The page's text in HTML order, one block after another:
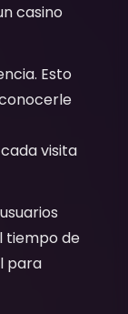
casino
Esto
visita
tiempo de
para